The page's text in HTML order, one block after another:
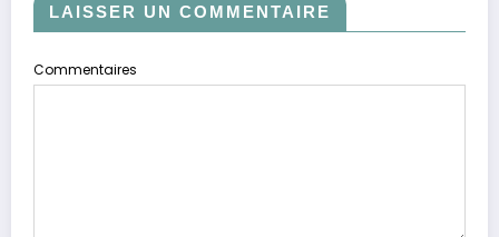
LAISSER UN COMMENTAIRE
Commentaires